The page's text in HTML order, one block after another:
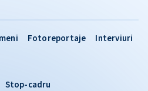
Fotoreportaje
Interviuri
Stop-cadru